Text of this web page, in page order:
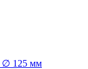
∅ 125 мм